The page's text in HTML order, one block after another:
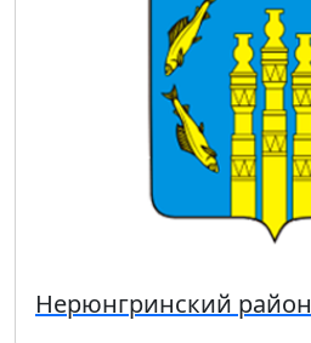
Нерюнгринский район